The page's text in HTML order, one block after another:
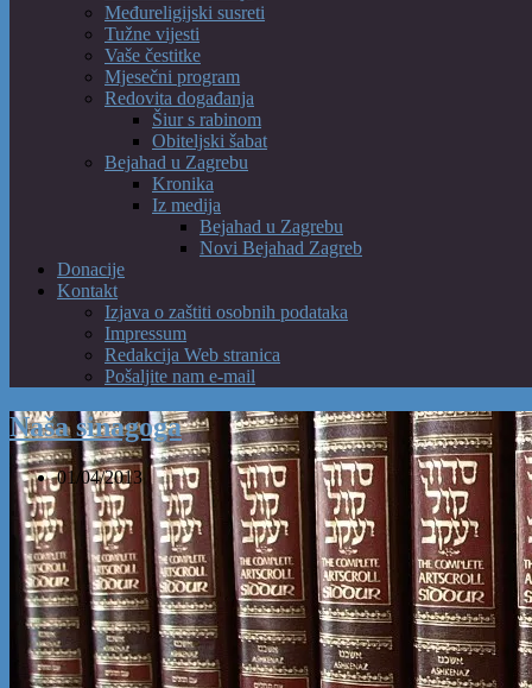
Međureligijski susreti
Tužne vijesti
Vaše čestitke
Mjesečni program
Redovita događanja
Šiur s rabinom
Obiteljski šabat
Bejahad u Zagrebu
Kronika
Iz medija
Bejahad u Zagrebu
Novi Bejahad Zagreb
Donacije
Kontakt
Izjava o zaštiti osobnih podataka
Impressum
Redakcija Web stranica
Pošaljite nam e-mail
Naša sinagoga
01/04/2013